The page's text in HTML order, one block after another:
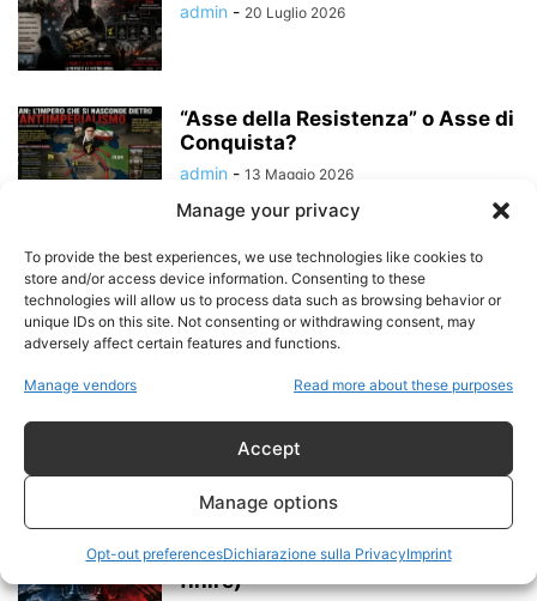
Manage your privacy
To provide the best experiences, we use technologies like cookies to
store and/or access device information. Consenting to these
technologies will allow us to process data such as browsing behavior or
unique IDs on this site. Not consenting or withdrawing consent, may
adversely affect certain features and functions.
Manage vendors Read more about these purposes
Accept
Manage options
Opt-out preferencesDichiarazione sulla PrivacyImprint
admin - 20 Luglio 2026
“Asse della Resistenza” o Asse di
Conquista?
admin - 13 Maggio 2026
L’antiimperialismo come
maschera geopolitica?
admin - 11 Maggio 2026
Israele–Iran nei media: come si
costruisce una guerra nella testa
admin - 22 Aprile 2026
Israele–Iran: la guerra che non
finisce mai (perché non deve
finire)